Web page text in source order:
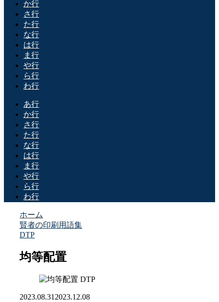
か行
さ行
た行
な行
は行
ま行
や行
ら行
わ行
あ行
か行
さ行
た行
な行
は行
ま行
や行
ら行
わ行
ホーム
賢者の印刷用語集
DTP
均等配置
DTP
2023.08.31 2023.12.08